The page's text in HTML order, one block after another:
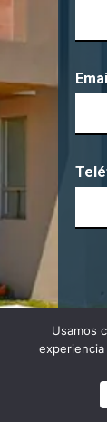
Email
Usamos